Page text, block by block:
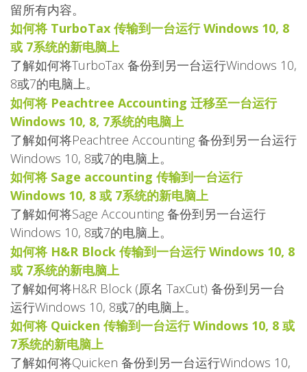
留所有内容。
如何将 TurboTax 传输到一台运行 Windows 10, 8
或 7系统的新电脑上
了解如何将TurboTax 备份到另一台运行Windows 10,
8或7的电脑上。
如何将 Peachtree Accounting 迁移至一台运行
Windows 10, 8, 7系统的电脑上
了解如何将Peachtree Accounting 备份到另一台运行
Windows 10, 8或7的电脑上。
如何将 Sage accounting 传输到一台运行
Windows 10, 8 或 7系统的新电脑上
了解如何将Sage Accounting 备份到另一台运行
Windows 10, 8或7的电脑上。
如何将 H&R Block 传输到一台运行 Windows 10, 8
或 7系统的新电脑上
了解如何将H&R Block (原名 TaxCut) 备份到另一台
运行Windows 10, 8或7的电脑上。
如何将 Quicken 传输到一台运行 Windows 10, 8 或
7系统的新电脑上
了解如何将Quicken 备份到另一台运行Windows 10,